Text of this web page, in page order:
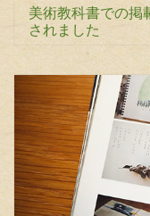
美術教科書での掲
されました